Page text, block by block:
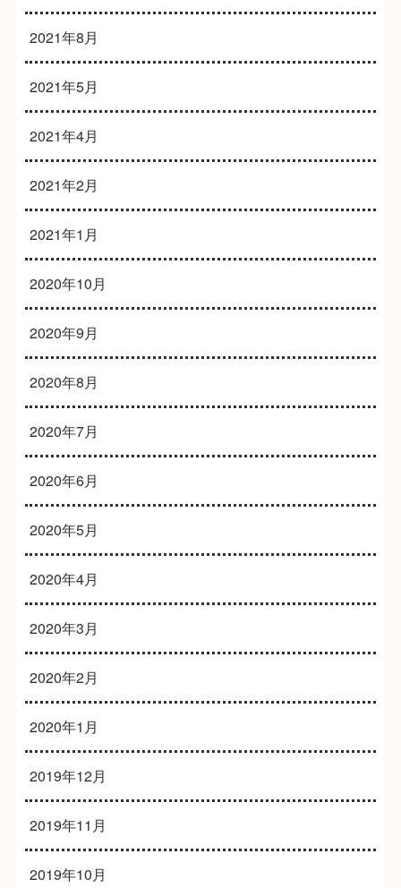
2021年8月
2021年5月
2021年4月
2021年2月
2021年1月
2020年10月
2020年9月
2020年8月
2020年7月
2020年6月
2020年5月
2020年4月
2020年3月
2020年2月
2020年1月
2019年12月
2019年11月
2019年10月